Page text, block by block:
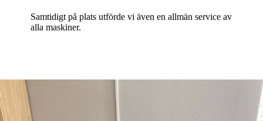
Samtidigt på plats utförde vi även en allmän service av
alla maskiner.